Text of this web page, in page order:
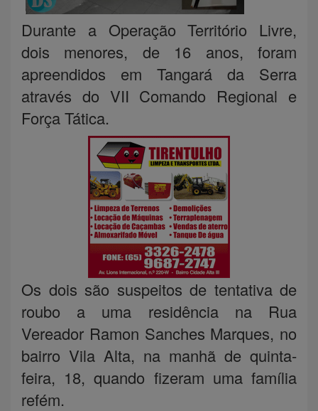
Durante a Operação Território Livre,
dois menores, de 16 anos, foram
apreendidos em Tangará da Serra
através do VII Comando Regional e
Força Tática.
Os dois são suspeitos de tentativa de
roubo a uma residência na Rua
Vereador Ramon Sanches Marques, no
bairro Vila Alta, na manhã de quinta-
feira, 18, quando fizeram uma família
refém.